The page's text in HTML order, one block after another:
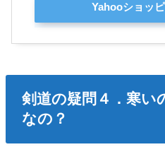
Yahooショッ
剣道の疑問４．寒い
なの？